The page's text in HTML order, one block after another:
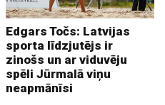
Edgars Točs: Latvijas
sporta līdzjutējs ir
zinošs un ar viduvēju
spēli Jūrmalā viņu
neapmānīsi